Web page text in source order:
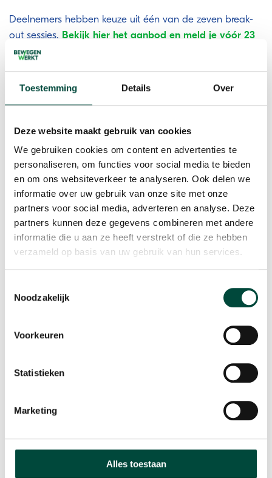
Toestemming Details Over
Deze website maakt gebruik van cookies
We gebruiken cookies om content en advertenties te
personaliseren, om functies voor social media te bieden
en om ons websiteverkeer te analyseren. Ook delen we
informatie over uw gebruik van onze site met onze
partners voor social media, adverteren en analyse. Deze
partners kunnen deze gegevens combineren met andere
informatie die u aan ze heeft verstrekt of die ze hebben
verzameld op basis van uw gebruik van hun services.
Noodzakelijk
Voorkeuren
Statistieken
Marketing
Alles toestaan
Deelnemers hebben keuze uit één van de zeven break-
out sessies. Bekijk hier het aanbod en meld je vóór 23
maart aan.
10.45 uur Plenaire afsluiting
geven een korte terugkoppeling van de bevindingen uit
alle break-out sessies.